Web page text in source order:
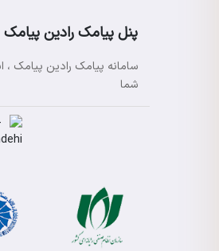
پنل پیامک رادین پیامک
سامانه پیامک رادین پیامک
شما